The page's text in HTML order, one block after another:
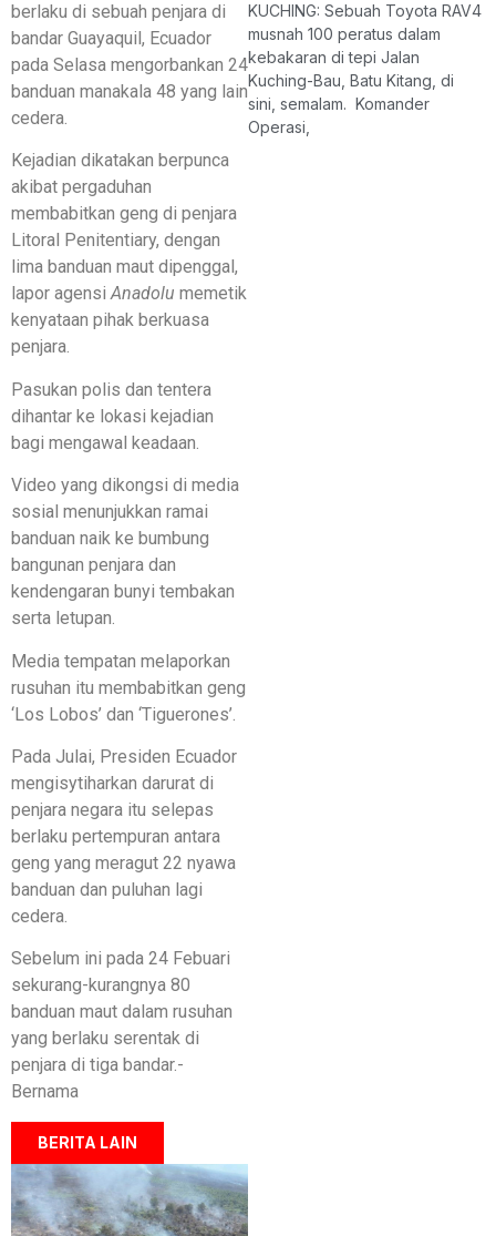
berlaku di sebuah penjara di
bandar Guayaquil, Ecuador
pada Selasa mengorbankan 24
banduan manakala 48 yang lain
cedera.
Kejadian dikatakan berpunca
akibat pergaduhan
membabitkan geng di penjara
Litoral Penitentiary, dengan
lima banduan maut dipenggal,
lapor agensiAnadolu memetik
kenyataan pihak berkuasa
penjara.
Pasukan polis dan tentera
dihantar ke lokasi kejadian
bagi mengawal keadaan.
Video yang dikongsi di media
sosial menunjukkan ramai
banduan naik ke bumbung
bangunan penjara dan
kendengaran bunyi tembakan
serta letupan.
Media tempatan melaporkan
rusuhan itu membabitkan geng
‘Los Lobos’ dan ‘Tiguerones’.
Pada Julai, Presiden Ecuador
mengisytiharkan darurat di
penjara negara itu selepas
berlaku pertempuran antara
geng yang meragut 22 nyawa
banduan dan puluhan lagi
cedera.
Sebelum ini pada 24 Febuari
sekurang-kurangnya 80
banduan maut dalam rusuhan
yang berlaku serentak di
penjara di tiga bandar.-
Bernama
BERITA LAIN
KUCHING: Sebuah Toyota RAV4
musnah 100 peratus dalam
kebakaran di tepi Jalan
Kuching-Bau, Batu Kitang, di
sini, semalam. Komander
Operasi,